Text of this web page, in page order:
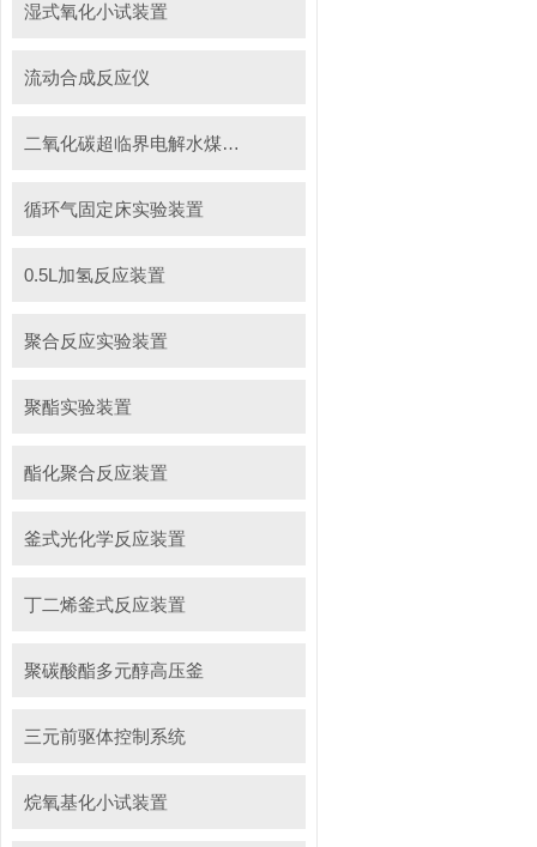
湿式氧化小试装置
流动合成反应仪
二氧化碳超临界电解水煤浆制甲烷装置
循环气固定床实验装置
0.5L加氢反应装置
聚合反应实验装置
聚酯实验装置
酯化聚合反应装置
釜式光化学反应装置
丁二烯釜式反应装置
聚碳酸酯多元醇高压釜
三元前驱体控制系统
烷氧基化小试装置